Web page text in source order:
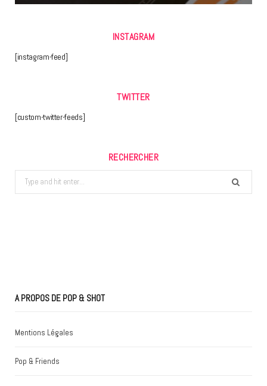
INSTAGRAM
[instagram-feed]
TWITTER
[custom-twitter-feeds]
RECHERCHER
Search
for:
A PROPOS DE POP & SHOT
Mentions Légales
Pop & Friends